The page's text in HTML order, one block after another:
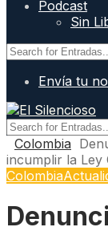
Podcast
Sin
Envía tu
Colombia
incumplir la Ley
Colombia